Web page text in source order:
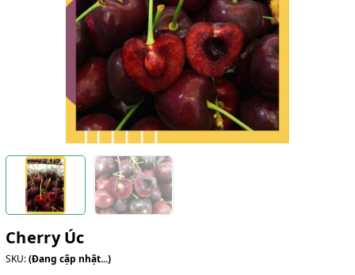
Cherry Úc
SKU:(Đang cập nhật...)